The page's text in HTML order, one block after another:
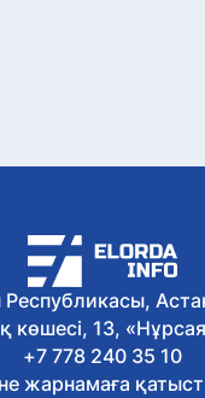
Республикасы,
көшесі, 13,
+7 778 240 35 10
жарнамаға